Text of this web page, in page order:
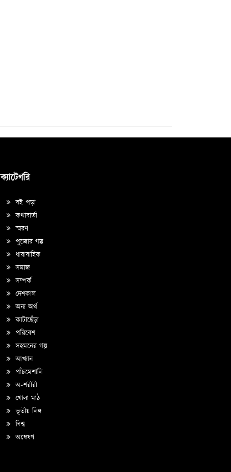
ক্যাটেগরি
বই পড়া
কথাবার্তা
স্মরণ
পুজোর গল্প
ধারাবাহিক
সমাজ
সম্পর্ক
দেশকাল
অন্য অর্থ
কাটাছেঁড়া
পরিবেশ
সহমনের গল্প
আখ্যান
পাঁচমেশালি
অ-শরীরী
খোলা মাঠ
তৃতীয় লিঙ্গ
বিশ্ব
অন্বেষণ